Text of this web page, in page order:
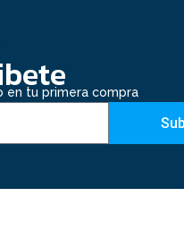
en tu primera compra